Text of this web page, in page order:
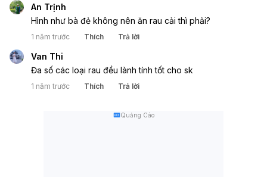
An Trịnh
Hình như bà đẻ không nên ăn rau cải thì phải?
1 năm trước Thích Trả lời
Van Thi
Đa số các loại rau đều lành tính tốt cho sk
1 năm trước Thích Trả lời
Quảng Cáo